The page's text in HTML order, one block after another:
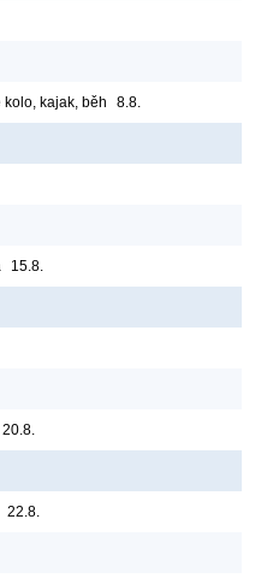
kolo, kajak, běh 8.8.
15.8.
20.8.
22.8.